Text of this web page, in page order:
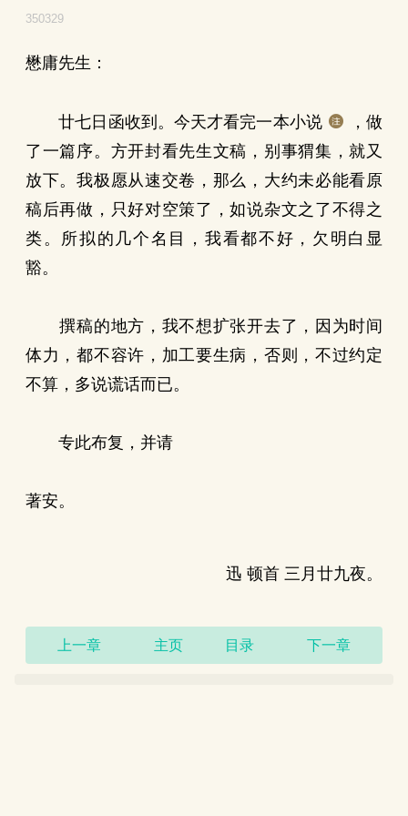
350329
懋庸先生：
廿七日函收到。今天才看完一本小说
，做
了一篇序。方开封看先生文稿，别事猬集，就又
放下。我极愿从速交卷，那么，大约未必能看原
稿后再做，只好对空策了，如说杂文之了不得之
类。所拟的几个名目，我看都不好，欠明白显
豁。
撰稿的地方，我不想扩张开去了，因为时间
体力，都不容许，加工要生病，否则，不过约定
不算，多说谎话而已。
专此布复，并请
著安。
迅 顿首 三月廿九夜。
上一章 主页 目录 下一章